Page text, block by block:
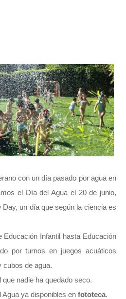
con un día pasado por agua en
el Día del Agua el 20 de junio,
Day, un día que según la ciencia es
Educación Infantil hasta Educación
por turnos en juegos acuáticos
cubos de agua.
nadie ha quedado seco.
ya disponibles en fototeca.